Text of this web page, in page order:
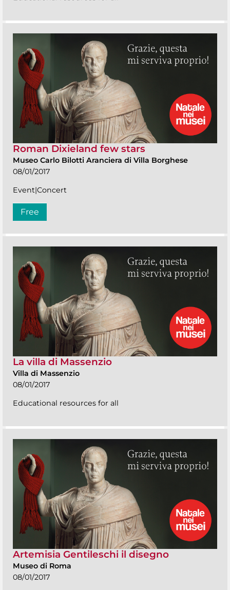
Roman Dixieland few stars
Museo Carlo Bilotti Aranciera di Villa Borghese
08/01/2017
Event|Concert
Free
La villa di Massenzio
Villa di Massenzio
08/01/2017
Educational resources for all
Artemisia Gentileschi il disegno
Museo di Roma
08/01/2017